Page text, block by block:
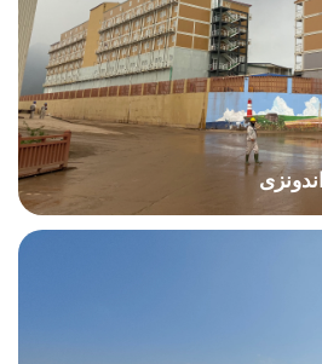
خانه‌های موقت معمولی ساخته‌شده از
تا سه طبقه از نظر الزامات